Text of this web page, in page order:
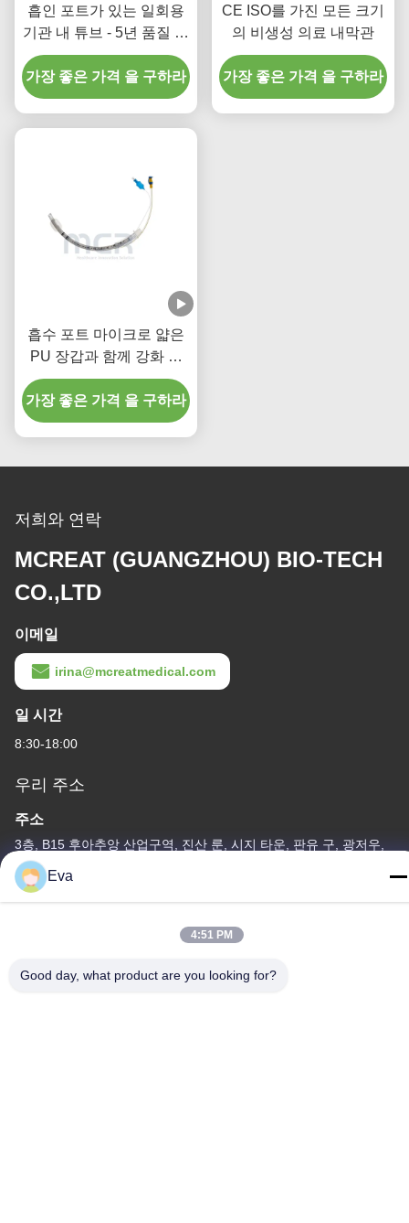
흡인 포트가 있는 일회용
기관 내 튜브 - 5년 품질 보
증을 위한 DEHP 프리 투
명 PVC
가장 좋은 가격 을 구하라
CE ISO를 가진 모든 크기
의 비생성 의료 내막관
가장 좋은 가격 을 구하라
흡수 포트 마이크로 얇은
PU 장갑과 함께 강화 한
일회용 내막관
가장 좋은 가격 을 구하라
저희와 연락
MCREAT (GUANGZHOU) BIO-TECH
CO.,LTD
이메일
irina@mcreatmedical.com
일 시간
8:30-18:00
우리 주소
주소
3층, B15 후아추앙 산업구역, 진산 룬, 시지 타운, 판유 구, 광저우,
광둥 중국
전화
Eva
4:51 PM
Good day, what product are you looking for?